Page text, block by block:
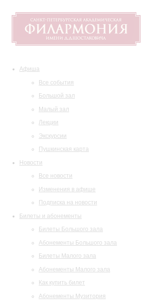
Афиша
Все события
Большой зал
Малый зал
Лекции
Экскурсии
Пушкинская карта
Новости
Все новости
Изменения в афише
Подписка на новости
Билеты и абонементы
Билеты Большого зала
Абонементы Большого зала
Билеты Малого зала
Абонементы Малого зала
Как купить билет
Абонементы Музитория